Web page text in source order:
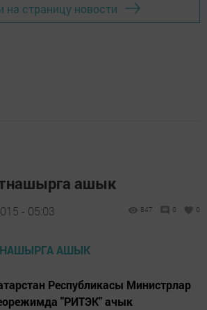
на страницу новости
ашык
- 05:03 847 0 0
Республикасы Министрлар
"РИТЭК" ачык